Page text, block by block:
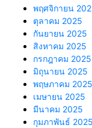
พฤศจิกายน
ตุลาคม 2025
กันยายน 2025
สิงหาคม 2025
กรกฎาคม 2025
มิถุนายน 2025
พฤษภาคม 2025
เมษายน 2025
มีนาคม 2025
กุมภาพันธ์ 2025